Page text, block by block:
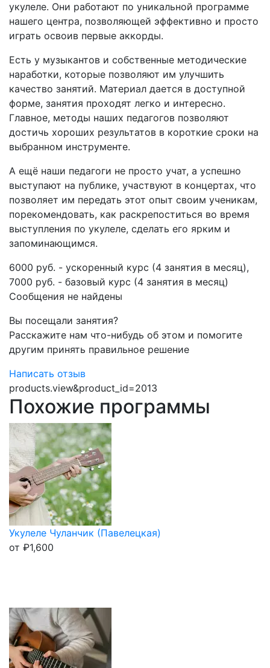
укулеле. Они работают по уникальной программе
нашего центра, позволяющей эффективно и просто
играть освоив первые аккорды.
Есть у музыкантов и собственные методические
наработки, которые позволяют им улучшить
качество занятий. Материал дается в доступной
форме, занятия проходят легко и интересно.
Главное, методы наших педагогов позволяют
достичь хороших результатов в короткие сроки на
выбранном инструменте.
А ещё наши педагоги не просто учат, а успешно
выступают на публике, участвуют в концертах, что
позволяет им передать этот опыт своим ученикам,
порекомендовать, как раскрепоститься во время
выступления по укулеле, сделать его ярким и
запоминающимся.
6000 руб. - ускоренный курс (4 занятия в месяц),
7000 руб. - базовый курс (4 занятия в месяц)
Сообщения не найдены
Вы посещали занятия?
Расскажите нам что-нибудь об этом и помогите
другим принять правильное решение
Написать отзыв
products.view&product_id=2013
Похожие программы
Укулеле Чуланчик (Павелецкая)
от ₽1,600